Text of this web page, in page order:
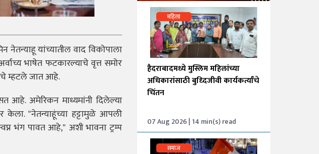
नेतन्याहू यांच्यातील वाद विकोपाला
भाषेत फटकारल्याचे वृत्त समोर
म्हटले जात आहे.
आहे. अमेरिकन माध्यमांनी दिलेल्या
केला. "नेतन्याहूंच्या हट्टामुळे आपली
भंग पावत आहे," अशी भावना ट्रम्प
महिला
हैदराबादमध्ये मुस्लिम महिलांच्या
अधिकारांसाठी बुध्दिजीवी कार्यकर्त्यांचे
चिंतन
07 Aug 2026 | 14 min(s) read
समाज